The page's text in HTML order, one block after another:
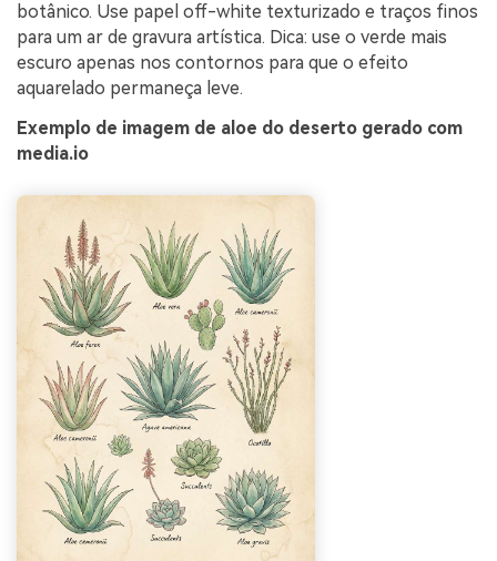
botânico. Use papel off-white texturizado e traços finos
para um ar de gravura artística. Dica: use o verde mais
escuro apenas nos contornos para que o efeito
aquarelado permaneça leve.
Exemplo de imagem de aloe do deserto gerado com
media.io